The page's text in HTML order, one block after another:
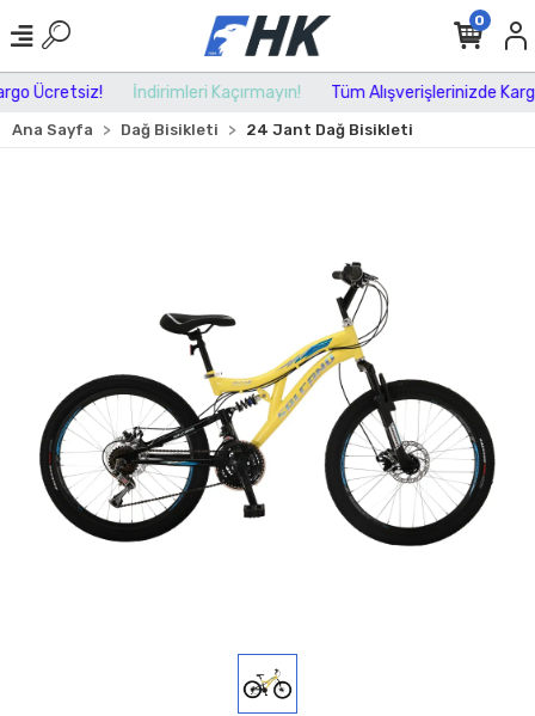
Ücretsiz! İndirimleri Kaçırmayın! Tüm Alışverişlerinizde
0
Ana Sayfa Dağ Bisikleti 24 Jant Dağ Bisikleti